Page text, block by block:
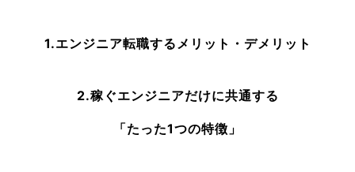
1.エンジニア転職するメリット・デメリット
2.稼ぐエンジニアだけに共通する
「たった1つの特徴」